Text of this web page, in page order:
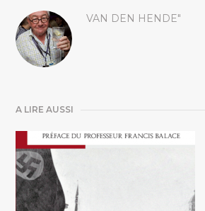
VAN DEN HENDE"
A LIRE AUSSI